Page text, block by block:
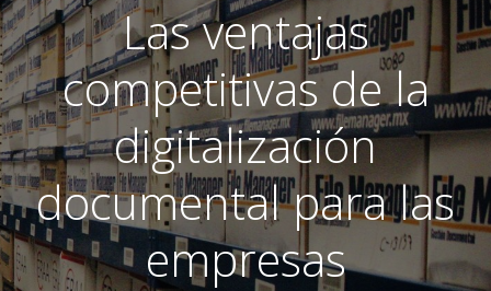
Las ventajas
competitivas de la
digitalización
documental para las
empresas